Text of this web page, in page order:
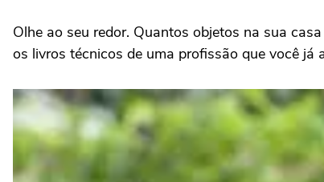
Olhe ao seu redor. Quantos objetos na sua
os livros técnicos de uma profissão que você